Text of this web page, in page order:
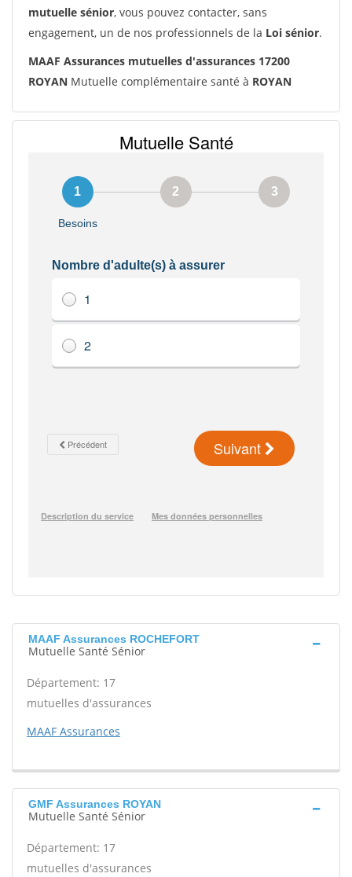
mutuelle sénior, vous pouvez contacter, sans
engagement, un de nos professionnels de la Loi sénior.
MAAF Assurances mutuelles d'assurances 17200
ROYAN Mutuelle complémentaire santé à ROYAN
MAAF Assurances ROCHEFORT
Mutuelle Santé Sénior
Département: 17
mutuelles d'assurances
MAAF Assurances
GMF Assurances ROYAN
Mutuelle Santé Sénior
Département: 17
mutuelles d'assurances